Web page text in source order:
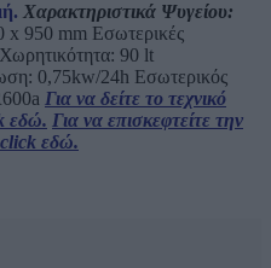
Χαρακτηριστικά Ψυγείου:
x 950 mm Εσωτερικές
90 lt
0,75kw/24h Εσωτερικός
Για να δείτε το τεχνικό
εδώ. Για να επισκεφτείτε την
εδώ.